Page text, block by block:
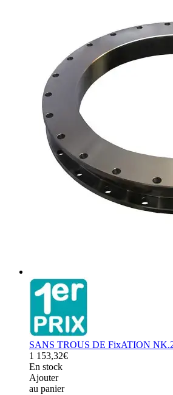
SANS TROUS DE FixATION
1 153,32€
En stock
Ajouter
au panier